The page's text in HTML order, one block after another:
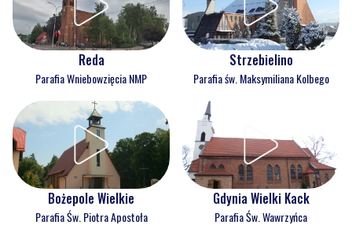
Reda
Parafia Wniebowzięcia NMP
Strzebielino
Parafia św. Maksymiliana Kolbego
Bożepole Wielkie
Parafia Św. Piotra Apostoła
Gdynia Wielki Kack
Parafia Św. Wawrzyńca